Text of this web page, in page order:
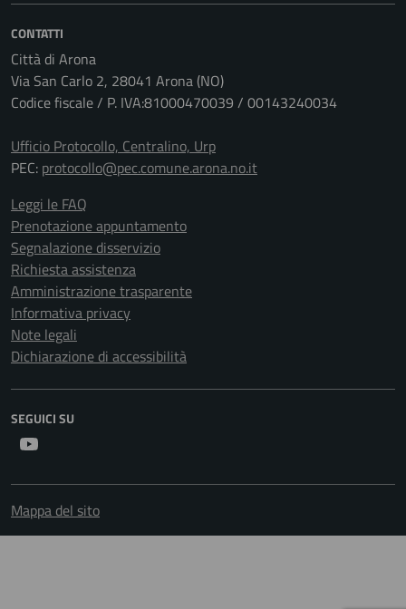
CONTATTI
Città di Arona
Via San Carlo 2, 28041 Arona (NO)
Codice fiscale / P. IVA:81000470039 / 00143240034
Ufficio Protocollo, Centralino, Urp
PEC: protocollo@pec.comune.arona.no.it
Leggi le FAQ
Prenotazione appuntamento
Segnalazione disservizio
Richiesta assistenza
Amministrazione trasparente
Informativa privacy
Note legali
Dichiarazione di accessibilità
SEGUICI SU
Mappa del sito